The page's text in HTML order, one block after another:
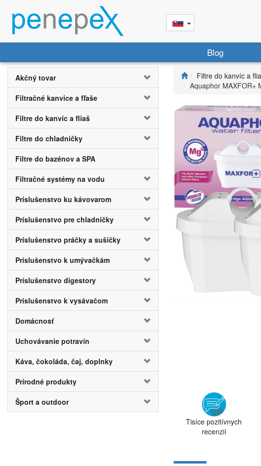
Blog
Akčný tovar
Filtračné kanvice a fľaše
Filtre do kanvíc a fliaš
Filtre do chladničky
Filtre do bazénov a SPA
Filtračné systémy na vodu
Príslušenstvo ku kávovarom
Príslušenstvo pre chladničky
Príslušenstvo práčky a sušičky
Príslušenstvo k umývačkám
Príslušenstvo digestory
Príslušenstvo k vysávačom
Domácnosť
Uchovávanie potravín
Káva, čokoláda, čaj, doplnky
Prírodné produkty
Šport a outdoor
Filtre do kanvíc a
Aquaphor MAXFOR+
Tisíce pozitívnych
recenzií